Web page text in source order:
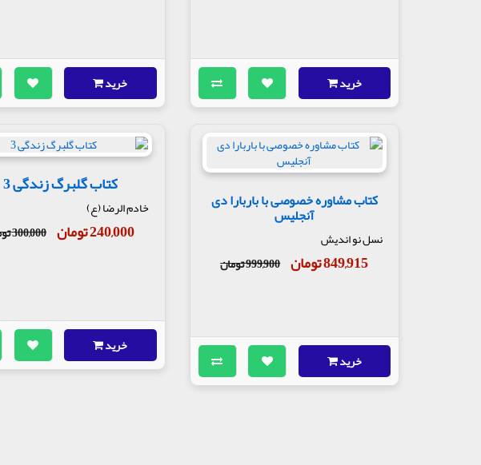
خرید خرید
کتاب مشاوره خصوصی با باربارا دی
آنجلیس
نسل نو اندیش
849,915 تومان 999,900 تومان
خرید
کتاب گلبرگ زندگی 3
خادم الرضا (ع)
240,000 تومان 300,000 تومان
خرید